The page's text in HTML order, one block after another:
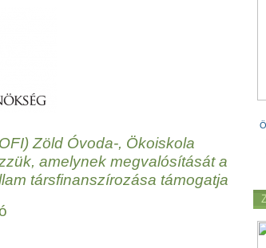
Zöld Óvoda-, Ökoiskola
amelynek megvalósítását a
társfinanszírozása támogatja